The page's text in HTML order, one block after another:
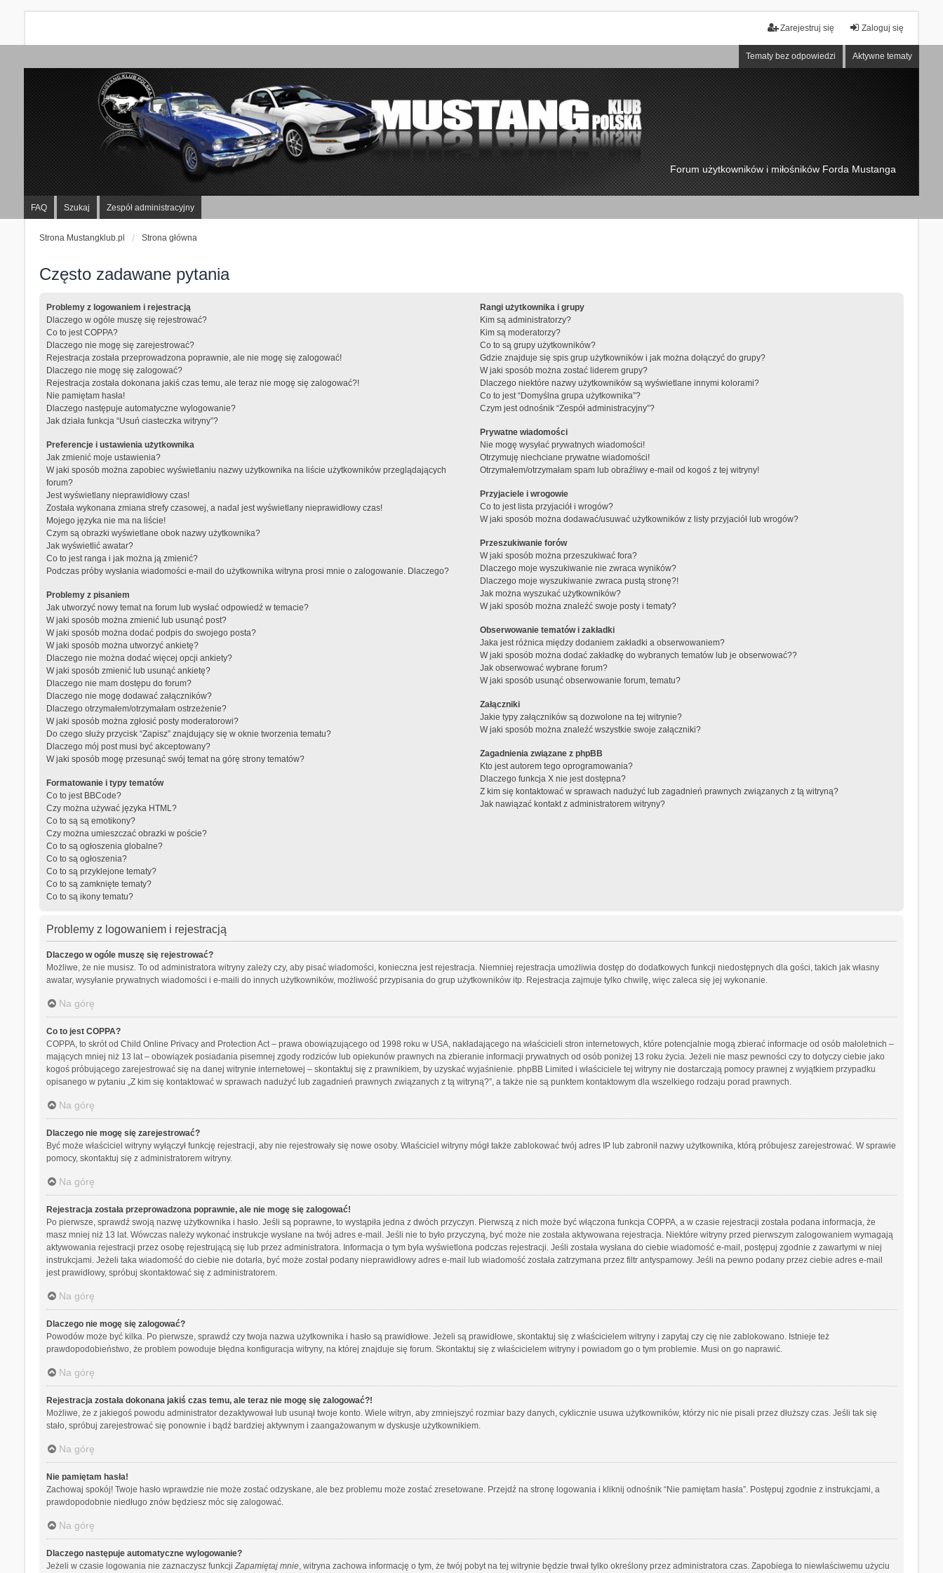
Zaloguj się
Zarejestruj się
Tematy bez odpowiedzi Aktywne tematy
Forum użytkowników i miłośników Forda Mustanga
FAQ Szukaj Zespół administracyjny
Strona Mustangklub.pl Strona główna
Często zadawane pytania
Problemy z logowaniem i rejestracją
Dlaczego w ogóle muszę się rejestrować?
Co to jest COPPA?
Dlaczego nie mogę się zarejestrować?
Rejestracja została przeprowadzona poprawnie, ale nie mogę się zalogować!
Dlaczego nie mogę się zalogować?
Rejestracja została dokonana jakiś czas temu, ale teraz nie mogę się zalogować?!
Nie pamiętam hasła!
Dlaczego następuje automatyczne wylogowanie?
Jak działa funkcja “Usuń ciasteczka witryny”?
Preferencje i ustawienia użytkownika
Jak zmienić moje ustawienia?
W jaki sposób można zapobiec wyświetlaniu nazwy użytkownika na liście użytkowników przeglądających
forum?
Jest wyświetlany nieprawidłowy czas!
Została wykonana zmiana strefy czasowej, a nadal jest wyświetlany nieprawidłowy czas!
Mojego języka nie ma na liście!
Czym są obrazki wyświetlane obok nazwy użytkownika?
Jak wyświetlić awatar?
Co to jest ranga i jak można ją zmienić?
Podczas próby wysłania wiadomości e-mail do użytkownika witryna prosi mnie o zalogowanie. Dlaczego?
Problemy z pisaniem
Jak utworzyć nowy temat na forum lub wysłać odpowiedź w temacie?
W jaki sposób można zmienić lub usunąć post?
W jaki sposób można dodać podpis do swojego posta?
W jaki sposób można utworzyć ankietę?
Dlaczego nie można dodać więcej opcji ankiety?
W jaki sposób zmienić lub usunąć ankietę?
Dlaczego nie mam dostępu do forum?
Dlaczego nie mogę dodawać załączników?
Dlaczego otrzymałem/otrzymałam ostrzeżenie?
W jaki sposób można zgłosić posty moderatorowi?
Do czego służy przycisk “Zapisz” znajdujący się w oknie tworzenia tematu?
Dlaczego mój post musi być akceptowany?
W jaki sposób mogę przesunąć swój temat na górę strony tematów?
Formatowanie i typy tematów
Co to jest BBCode?
Czy można używać języka HTML?
Co to są są emotikony?
Czy można umieszczać obrazki w poście?
Co to są ogłoszenia globalne?
Co to są ogłoszenia?
Co to są przyklejone tematy?
Co to są zamknięte tematy?
Co to są ikony tematu?
Rangi użytkownika i grupy
Kim są administratorzy?
Kim są moderatorzy?
Co to są grupy użytkowników?
Gdzie znajduje się spis grup użytkowników i jak można dołączyć do grupy?
W jaki sposób można zostać liderem grupy?
Dlaczego niektóre nazwy użytkowników są wyświetlane innymi kolorami?
Co to jest “Domyślna grupa użytkownika”?
Czym jest odnośnik “Zespół administracyjny”?
Prywatne wiadomości
Nie mogę wysyłać prywatnych wiadomości!
Otrzymuję niechciane prywatne wiadomości!
Otrzymałem/otrzymałam spam lub obraźliwy e-mail od kogoś z tej witryny!
Przyjaciele i wrogowie
Co to jest lista przyjaciół i wrogów?
W jaki sposób można dodawać/usuwać użytkowników z listy przyjaciół lub wrogów?
Przeszukiwanie forów
W jaki sposób można przeszukiwać fora?
Dlaczego moje wyszukiwanie nie zwraca wyników?
Dlaczego moje wyszukiwanie zwraca pustą stronę?!
Jak można wyszukać użytkowników?
W jaki sposób można znaleźć swoje posty i tematy?
Obserwowanie tematów i zakładki
Jaka jest różnica między dodaniem zakładki a obserwowaniem?
W jaki sposób można dodać zakładkę do wybranych tematów lub je obserwować??
Jak obserwować wybrane forum?
W jaki sposób usunąć obserwowanie forum, tematu?
Załączniki
Jakie typy załączników są dozwolone na tej witrynie?
W jaki sposób można znaleźć wszystkie swoje załączniki?
Zagadnienia związane z phpBB
Kto jest autorem tego oprogramowania?
Dlaczego funkcja X nie jest dostępna?
Z kim się kontaktować w sprawach nadużyć lub zagadnień prawnych związanych z tą witryną?
Jak nawiązać kontakt z administratorem witryny?
Problemy z logowaniem i rejestracją
Dlaczego w ogóle muszę się rejestrować?
Możliwe, że nie musisz. To od administratora witryny zależy czy, aby pisać wiadomości, konieczna jest rejestracja. Niemniej rejestracja umożliwia dostęp do dodatkowych funkcji niedostępnych dla gości, takich jak własny
awatar, wysyłanie prywatnych wiadomości i e-maili do innych użytkowników, możliwość przypisania do grup użytkowników itp. Rejestracja zajmuje tylko chwilę, więc zaleca się jej wykonanie.
Na górę
Co to jest COPPA?
COPPA, to skrót od Child Online Privacy and Protection Act – prawa obowiązującego od 1998 roku w USA, nakładającego na właścicieli stron internetowych, które potencjalnie mogą zbierać informacje od osób małoletnich –
mających mniej niż 13 lat – obowiązek posiadania pisemnej zgody rodziców lub opiekunów prawnych na zbieranie informacji prywatnych od osób poniżej 13 roku życia. Jeżeli nie masz pewności czy to dotyczy ciebie jako
kogoś próbującego zarejestrować się na danej witrynie internetowej – skontaktuj się z prawnikiem, by uzyskać wyjaśnienie. phpBB Limited i właściciele tej witryny nie dostarczają pomocy prawnej z wyjątkiem przypadku
opisanego w pytaniu „Z kim się kontaktować w sprawach nadużyć lub zagadnień prawnych związanych z tą witryną?”, a także nie są punktem kontaktowym dla wszelkiego rodzaju porad prawnych.
Na górę
Dlaczego nie mogę się zarejestrować?
Być może właściciel witryny wyłączył funkcję rejestracji, aby nie rejestrowały się nowe osoby. Właściciel witryny mógł także zablokować twój adres IP lub zabronił nazwy użytkownika, którą próbujesz zarejestrować. W sprawie
pomocy, skontaktuj się z administratorem witryny.
Na górę
Rejestracja została przeprowadzona poprawnie, ale nie mogę się zalogować!
Po pierwsze, sprawdź swoją nazwę użytkownika i hasło. Jeśli są poprawne, to wystąpiła jedna z dwóch przyczyn. Pierwszą z nich może być włączona funkcja COPPA, a w czasie rejestracji została podana informacja, że
masz mniej niż 13 lat. Wówczas należy wykonać instrukcje wysłane na twój adres e-mail. Jeśli nie to było przyczyną, być może nie została aktywowana rejestracja. Niektóre witryny przed pierwszym zalogowaniem wymagają
aktywowania rejestracji przez osobę rejestrującą się lub przez administratora. Informacja o tym była wyświetlona podczas rejestracji. Jeśli została wysłana do ciebie wiadomość e-mail, postępuj zgodnie z zawartymi w niej
instrukcjami. Jeżeli taka wiadomość do ciebie nie dotarła, być może został podany nieprawidłowy adres e-mail lub wiadomość została zatrzymana przez filtr antyspamowy. Jeśli na pewno podany przez ciebie adres e-mail
jest prawidłowy, spróbuj skontaktować się z administratorem.
Na górę
Dlaczego nie mogę się zalogować?
Powodów może być kilka. Po pierwsze, sprawdź czy twoja nazwa użytkownika i hasło są prawidłowe. Jeżeli są prawidłowe, skontaktuj się z właścicielem witryny i zapytaj czy cię nie zablokowano. Istnieje też
prawdopodobieństwo, że problem powoduje błędna konfiguracja witryny, na której znajduje się forum. Skontaktuj się z właścicielem witryny i powiadom go o tym problemie. Musi on go naprawić.
Na górę
Rejestracja została dokonana jakiś czas temu, ale teraz nie mogę się zalogować?!
Możliwe, że z jakiegoś powodu administrator dezaktywował lub usunął twoje konto. Wiele witryn, aby zmniejszyć rozmiar bazy danych, cyklicznie usuwa użytkowników, którzy nic nie pisali przez dłuższy czas. Jeśli tak się
stało, spróbuj zarejestrować się ponownie i bądź bardziej aktywnym i zaangażowanym w dyskusje użytkownikiem.
Na górę
Nie pamiętam hasła!
Zachowaj spokój! Twoje hasło wprawdzie nie może zostać odzyskane, ale bez problemu może zostać zresetowane. Przejdź na stronę logowania i kliknij odnośnik “Nie pamiętam hasła”. Postępuj zgodnie z instrukcjami, a
prawdopodobnie niedługo znów będziesz móc się zalogować.
Na górę
Dlaczego następuje automatyczne wylogowanie?
Jeżeli w czasie logowania nie zaznaczysz funkcji Zapamiętaj mnie, witryna zachowa informację o tym, że twój pobyt na tej witrynie będzie trwał tylko określony przez administratora czas. Zapobiega to niewłaściwemu użyciu